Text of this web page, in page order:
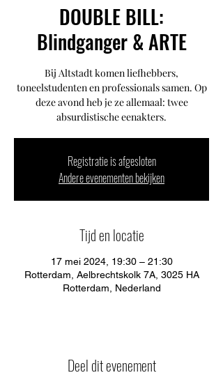
DOUBLE BILL:
Blindganger & ARTE
Bij Altstadt komen liefhebbers,
toneelstudenten en professionals samen. Op
deze avond heb je ze allemaal: twee
absurdistische eenakters.
Registratie is afgesloten
Andere evenementen bekijken
Tijd en locatie
17 mei 2024, 19:30 – 21:30
Rotterdam, Aelbrechtskolk 7A, 3025 HA
Rotterdam, Nederland
Deel dit evenement